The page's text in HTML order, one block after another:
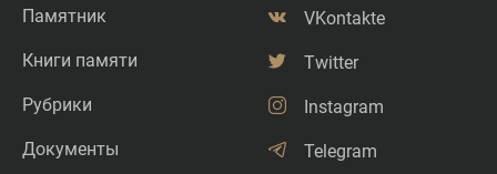
Памятник
Книги памяти
Рубрики
Документы
VKontakte
Twitter
Instagram
Telegram